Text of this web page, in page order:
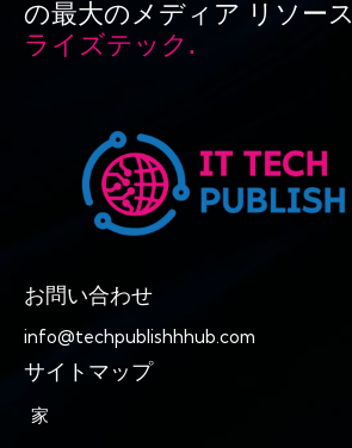
の最大のメディア リソース
ライズテック.
お問い合わせ
info@techpublishhhub.com
サイトマップ
家